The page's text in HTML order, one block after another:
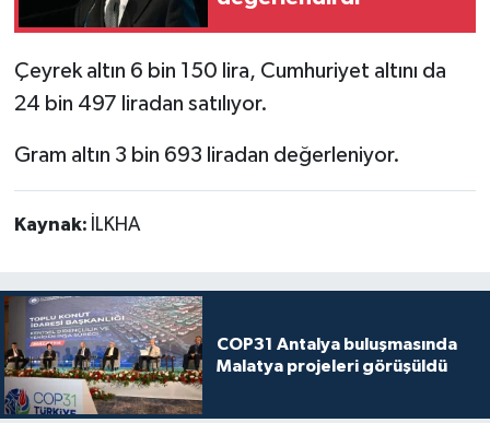
Çeyrek altın 6 bin 150 lira, Cumhuriyet altını da
24 bin 497 liradan satılıyor.
Gram altın 3 bin 693 liradan değerleniyor.
Kaynak: İLKHA
COP31 Antalya buluşmasında
Malatya projeleri görüşüldü